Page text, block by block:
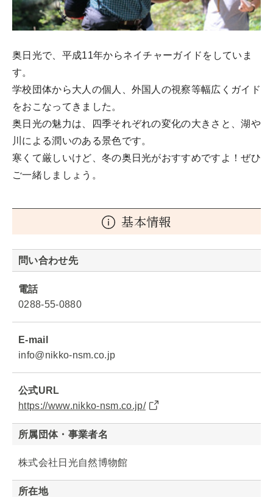
奥日光で、平成11年からネイチャーガイドをしていま
す。
学校団体から大人の個人、外国人の視察等幅広くガイド
をおこなってきました。
奥日光の魅力は、四季それぞれの変化の大きさと、湖や
川による潤いのある景色です。
寒くて厳しいけど、冬の奥日光がおすすめですよ！ぜひ
ご一緒しましょう。
基本情報
問い合わせ先
電話
0288-55-0880
E-mail
info@nikko-nsm.co.jp
公式URL
https://www.nikko-nsm.co.jp/
所属団体・事業者名
株式会社日光自然博物館
所在地